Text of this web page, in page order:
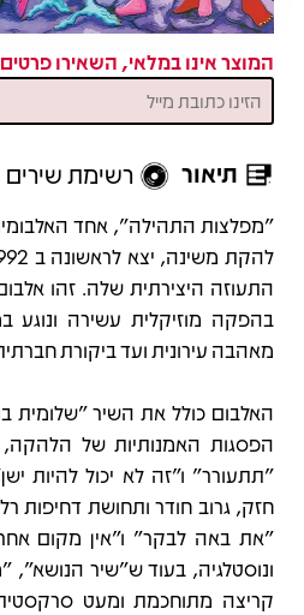
המוצר אינו במלאי, השאירו
תיאור רשימת שירים
"מפלצות התהילה", אחד
התעוזה היצירתית שלה. זהו
בהפקה מוזיקלית עשירה
מאהבה עירונית ועד ביקורת
האלבום כולל את השיר "שלומית
הפסגות האמנותיות של הלהקה,
"תתעורר" ו"זה לא יכול להיות
חזק, גרוב חודר ותחושת דחיפות
"את באה לבקר" ו"אין מקום
ונוסטלגיה, בעוד ש"שיר
קריצה מתוחכמת ומעט